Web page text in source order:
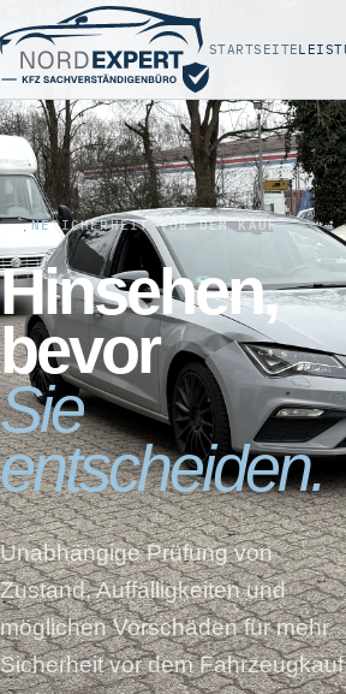
STARTSEITE
NESICHERHEIT VOR DEM KAUF
Hinsehen,
bevor
Sie
entscheiden.
Unabhängige Prüfung von
Zustand, Auffälligkeiten und
möglichen Vorschäden für mehr
Sicherheit vor dem